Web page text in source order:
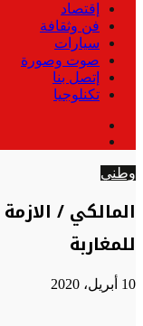
إقتصاد
فن وثقافة
سيارات
صوت وصورة
إتصل بنا
تكنلوجيا
وطني
المالكي /
للمغاربة
10 أبريل، 2020